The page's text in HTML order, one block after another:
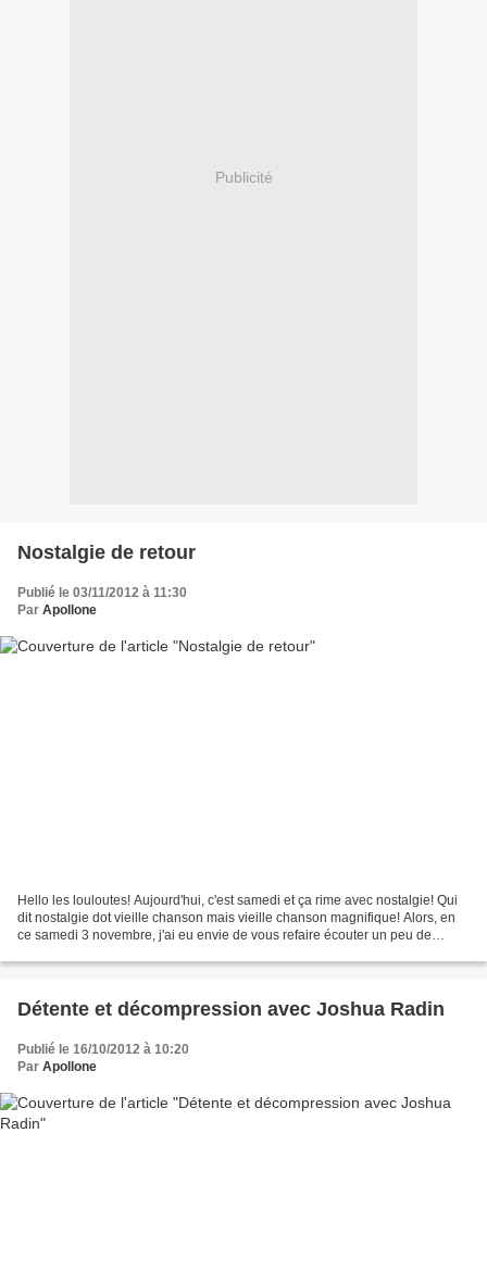
Publicité
Nostalgie de retour
Publié le 03/11/2012 à 11:30
Par Apollone
Hello les louloutes! Aujourd'hui, c'est samedi et ça rime avec nostalgie! Qui
dit nostalgie dot vieille chanson mais vieille chanson magnifique! Alors, en
ce samedi 3 novembre, j'ai eu envie de vous refaire écouter un peu de
Détente et décompression avec Joshua Radin
Publié le 16/10/2012 à 10:20
Par Apollone